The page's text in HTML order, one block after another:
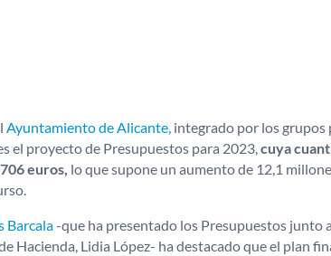
Ayuntamiento de Alicante, integrado por los grupos
el proyecto de Presupuestos para 2023,cuya
euros, lo que supone un aumento de 12,1
Barcala-que ha presentado los Presupuestos junto
Hacienda, Lidia López- ha destacado que el plan